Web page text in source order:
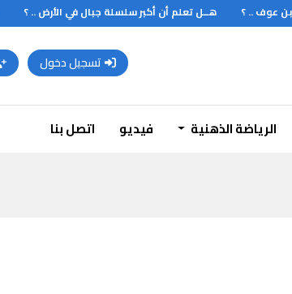
عوف .. ؟ هــل تعلم أن أكبر سلسلة جبال في الأرض .. ؟
تسجيل دخول
الرياضة الذهنية فيديو اتصل بنا